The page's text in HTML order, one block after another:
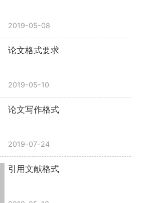
2019-05-08
论文格式要求
2019-05-10
论文写作格式
2019-07-24
引用文献格式